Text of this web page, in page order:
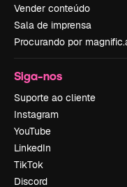
Vender conteúdo
Sala de imprensa
Procurando por
Siga-nos
Suporte ao cliente
Instagram
YouTube
LinkedIn
TikTok
Discord